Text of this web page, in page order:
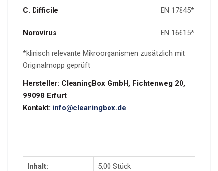
C. Difficile EN 17845*
Norovirus EN 16615*
*klinisch relevante Mikroorganismen zusätzlich mit
Originalmopp geprüft
Hersteller: CleaningBox GmbH, Fichtenweg 20,
99098 Erfurt
Kontakt: info@cleaningbox.de
Inhalt: 5,00 Stück